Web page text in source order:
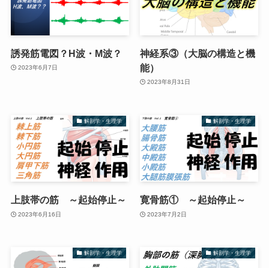
誘発筋電図？H波・M波？
2023年6月7日
神経系③（大脳の構造と機
能）
2023年8月31日
解剖学・生理学
上肢帯の筋 ～起始停止～
2023年6月16日
解剖学・生理学
寛骨筋① ～起始停止～
2023年7月2日
解剖学・生理学 解剖学・生理学